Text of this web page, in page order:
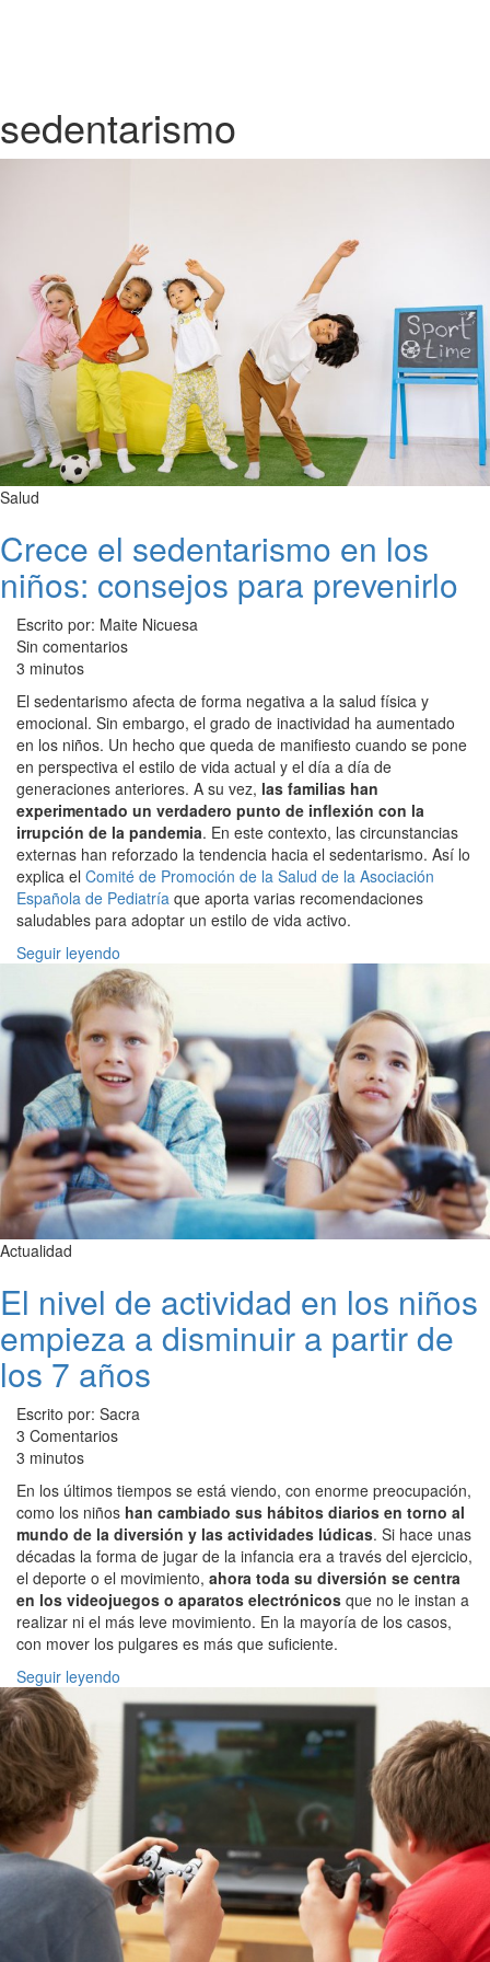
sedentarismo
Salud
Crece el sedentarismo en los
niños: consejos para prevenirlo
Escrito por: Maite Nicuesa
Sin comentarios
3 minutos
El sedentarismo afecta de forma negativa a la salud física y
emocional. Sin embargo, el grado de inactividad ha aumentado
en los niños. Un hecho que queda de manifiesto cuando se pone
en perspectiva el estilo de vida actual y el día a día de
generaciones anteriores. A su vez, las familias han
experimentado un verdadero punto de inflexión con la
irrupción de la pandemia. En este contexto, las circunstancias
externas han reforzado la tendencia hacia el sedentarismo. Así lo
explica el Comité de Promoción de la Salud de la Asociación
Española de Pediatría que aporta varias recomendaciones
saludables para adoptar un estilo de vida activo.
Seguir leyendo
Actualidad
El nivel de actividad en los niños
empieza a disminuir a partir de
los 7 años
Escrito por: Sacra
3 Comentarios
3 minutos
En los últimos tiempos se está viendo, con enorme preocupación,
como los niños han cambiado sus hábitos diarios en torno al
mundo de la diversión y las actividades lúdicas. Si hace unas
décadas la forma de jugar de la infancia era a través del ejercicio,
el deporte o el movimiento, ahora toda su diversión se centra
en los videojuegos o aparatos electrónicos que no le instan a
realizar ni el más leve movimiento. En la mayoría de los casos,
con mover los pulgares es más que suficiente.
Seguir leyendo